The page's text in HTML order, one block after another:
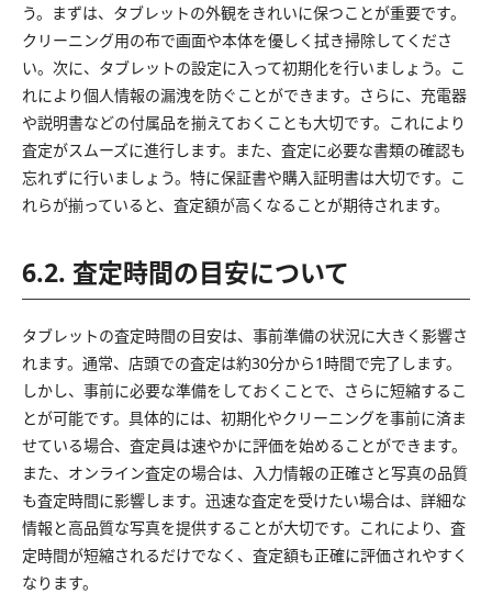
う。まずは、タブレットの外観をきれいに保つことが重要です。
クリーニング用の布で画面や本体を優しく拭き掃除してくださ
い。次に、タブレットの設定に入って初期化を行いましょう。こ
れにより個人情報の漏洩を防ぐことができます。さらに、充電器
や説明書などの付属品を揃えておくことも大切です。これにより
査定がスムーズに進行します。また、査定に必要な書類の確認も
忘れずに行いましょう。特に保証書や購入証明書は大切です。こ
れらが揃っていると、査定額が高くなることが期待されます。
6.2. 査定時間の目安について
タブレットの査定時間の目安は、事前準備の状況に大きく影響さ
れます。通常、店頭での査定は約30分から1時間で完了します。
しかし、事前に必要な準備をしておくことで、さらに短縮するこ
とが可能です。具体的には、初期化やクリーニングを事前に済ま
せている場合、査定員は速やかに評価を始めることができます。
また、オンライン査定の場合は、入力情報の正確さと写真の品質
も査定時間に影響します。迅速な査定を受けたい場合は、詳細な
情報と高品質な写真を提供することが大切です。これにより、査
定時間が短縮されるだけでなく、査定額も正確に評価されやすく
なります。